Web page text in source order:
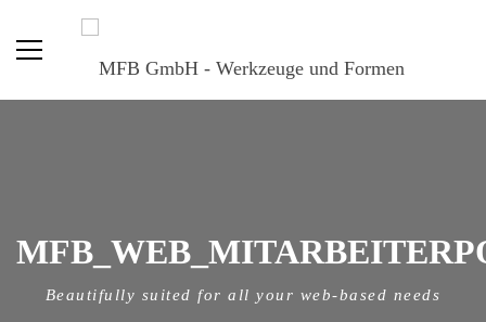
Beautifully suited for all your web-based needs